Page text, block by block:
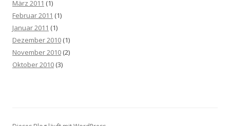
März 2011 (1)
Februar 2011 (1)
Januar 2011 (1)
Dezember 2010 (1)
November 2010 (2)
Oktober 2010 (3)